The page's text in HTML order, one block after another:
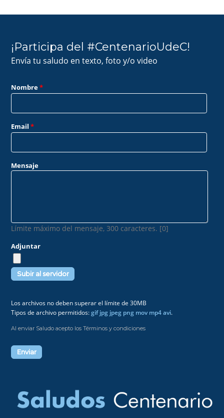
¡Participa del #CentenarioUdeC!
Envía tu saludo en texto, foto y/o video
Nombre*
Email*
Mensaje
Límite máximo del mensaje, 300 caracteres. [0]
Adjuntar
Los archivos no deben superar el límite de 30MB
Tipos de archivo permitidos:gif jpg jpeg png mov mp4 avi.
Al enviar Saludo acepto los Términos y condiciones